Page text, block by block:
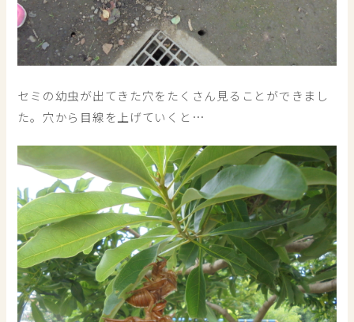
セミの幼虫が出てきた穴をたくさん見ることができまし
た。穴から目線を上げていくと…